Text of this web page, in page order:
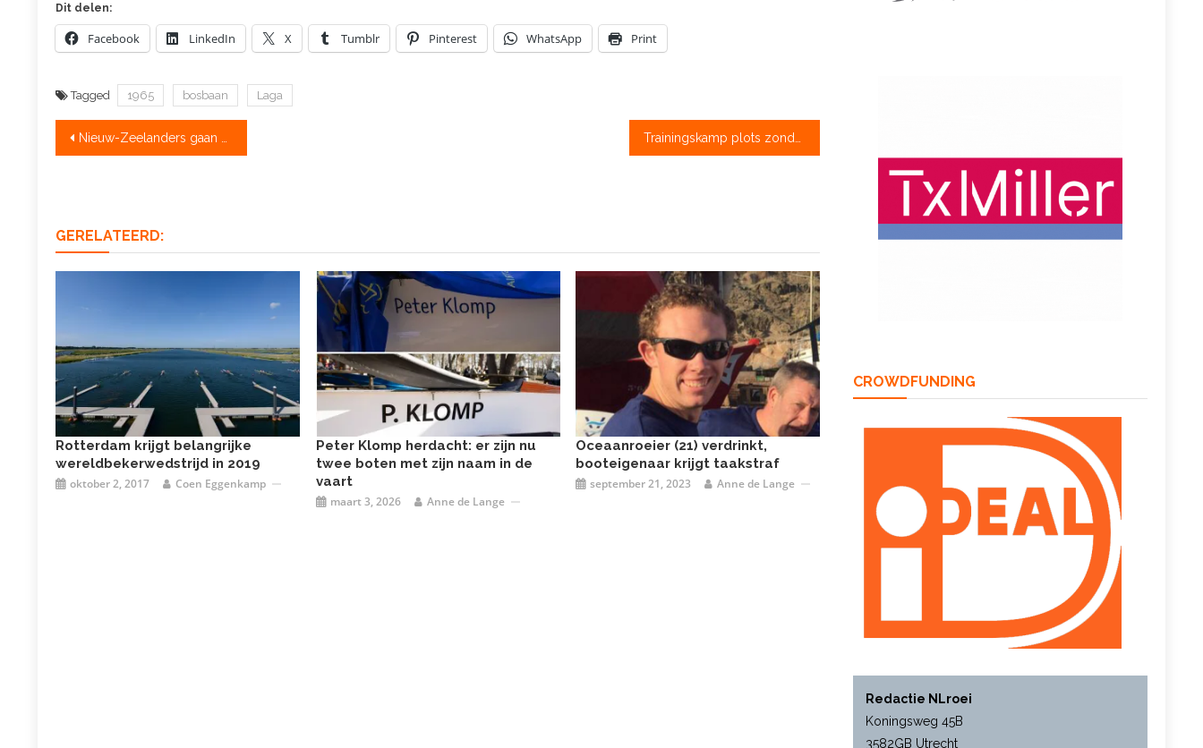
Dit delen:
Facebook LinkedIn X Tumblr Pinterest WhatsApp Print
Tagged 1965 bosbaan Laga
Bericht
Nieuw-Zeelanders gaan met 10 medaillewinnaars naar Parijs
GERELATEERD:
Rotterdam krijgt belangrijke
wereldbekerwedstrijd in 2019
oktober 2, 2017 Coen Eggenkamp
Peter Klomp herdacht: er zijn nu
twee boten met zijn naam in de
vaart
maart 3, 2026 Anne de Lange
Oceaanroeier (21) verdrinkt,
booteigenaar krijgt taakstraf
september 21, 2023 Anne de Lange
CROWDFUNDING
Redactie NLroei
Koningsweg 45B
3582GB Utrecht